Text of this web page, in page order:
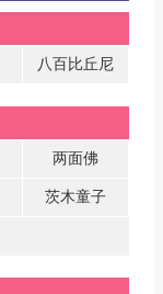
八百比丘尼
两面佛
茨木童子